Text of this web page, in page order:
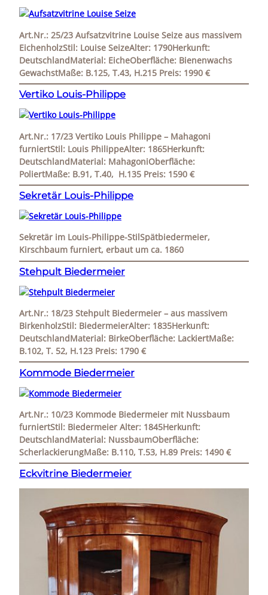
Art.Nr.: 25/23 Aufsatzvitrine Louise Seize aus massivem
EichenholzStil: Louise SeizeAlter: 1790Herkunft:
DeutschlandMaterial: EicheOberfläche: Bienenwachs
GewachstMaße: B.125, T.43, H.215 Preis: 1990 €
Vertiko Louis-Philippe
Art.Nr.: 17/23 Vertiko Louis Philippe – Mahagoni
furniertStil: Louis PhilippeAlter: 1865Herkunft:
DeutschlandMaterial: MahagoniOberfläche:
PoliertMaße: B.91, T.40, H.135 Preis: 1590 €
Sekretär Louis-Philippe
Sekretär im Louis-Philippe-StilSpätbiedermeier,
Kirschbaum furniert, erbaut um ca. 1860
Stehpult Biedermeier
Art.Nr.: 18/23 Stehpult Biedermeier – aus massivem
BirkenholzStil: BiedermeierAlter: 1835Herkunft:
DeutschlandMaterial: BirkeOberfläche: LackiertMaße:
B.102, T. 52, H.123 Preis: 1790 €
Kommode Biedermeier
Art.Nr.: 10/23 Kommode Biedermeier mit Nussbaum
furniertStil: Biedermeier Alter: 1845Herkunft:
DeutschlandMaterial: NussbaumOberfläche:
ScherlackierungMaße: B.110, T.53, H.89 Preis: 1490 €
Eckvitrine Biedermeier